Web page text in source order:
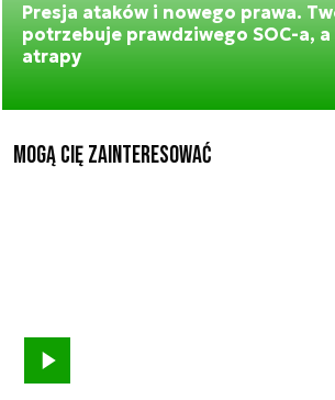
Presja ataków i nowego prawa.
potrzebuje prawdziwego SOC-a,
atrapy
Mogą Cię zainteresować